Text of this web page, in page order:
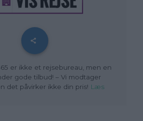
er ikke et rejsebureau, men en
gode tilbud! – Vi modtager
det påvirker ikke din pris! Læs